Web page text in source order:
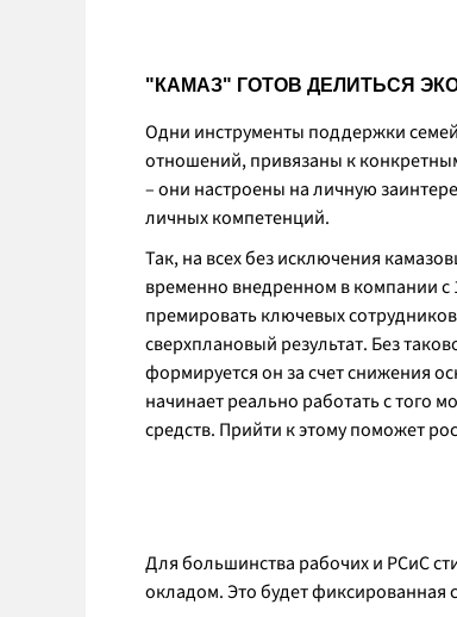
"КАМАЗ" ГОТОВ ДЕЛИТЬСЯ
Одни инструменты поддержки
отношений, привязаны к
– они настроены на личную
личных компетенций.
Так, на всех без исключения
временно внедренном в компании
премировать ключевых
сверхплановый результат. Без
формируется он за счет снижения
начинает реально работать с того
средств. Прийти к этому поможет
Для большинства рабочих и РСиС
окладом. Это будет фиксированная